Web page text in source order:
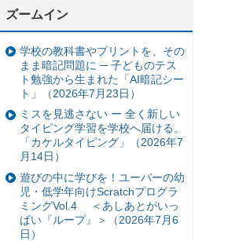
ズームイン
学校の教科書やプリントを、その
まま暗記問題に ─ 子どものテス
ト勉強から生まれた「AI暗記シー
ト」（2026年7月23日）
ミスを見逃さない ー 全く新しい
タイピング学習を学校へ届ける。
「カケルタイピング」（2026年7
月14日）
遊びの中に学びを！ユーバーの幼
児・低学年向けScratchプログラ
ミングVol.4 ＜あしあとがいっ
ぱい『ループ』＞（2026年7月6
日）